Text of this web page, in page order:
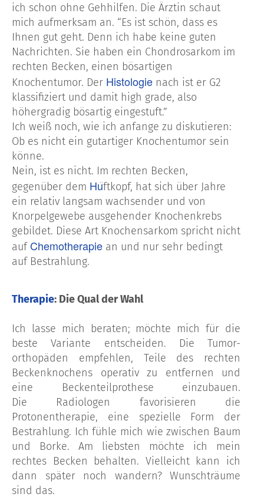
ich schon ohne Gehhilfen. Die Ärztin schaut
mich aufmerksam an. “Es ist schön, dass es
Ihnen gut geht. Denn ich habe keine guten
Nachrichten. Sie haben ein Chondrosarkom im
rechten Becken, einen bösartigen
Knochentumor. Der Histologie nach ist er G2
klassifiziert und damit high grade, also
höhergradig bösartig eingestuft.”
Ich weiß noch, wie ich anfange zu diskutieren:
Ob es nicht ein gutartiger Knochentumor sein
könne.
Nein, ist es nicht. Im rechten Becken,
gegenüber dem Hüftkopf, hat sich über Jahre
ein relativ langsam wachsender und von
Knorpelgewebe ausgehender Knochenkrebs
gebildet. Diese Art Knochensarkom spricht nicht
auf Chemotherapie an und nur sehr bedingt
auf Bestrahlung.
Therapie: Die Qual der Wahl
Ich lasse mich beraten; möchte mich für die
beste Variante entscheiden. Die Tumor-
orthopäden empfehlen, Teile des rechten
Beckenknochens operativ zu entfernen und
eine Beckenteilprothese einzubauen.
Die Radiologen favorisieren die
Protonentherapie, eine spezielle Form der
Bestrahlung. Ich fühle mich wie zwischen Baum
und Borke. Am liebsten möchte ich mein
rechtes Becken behalten. Vielleicht kann ich
dann später noch wandern? Wunschträume
sind das.